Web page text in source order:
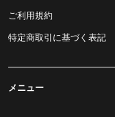
ご利用規約
特定商取引に基づく表記
メニュー